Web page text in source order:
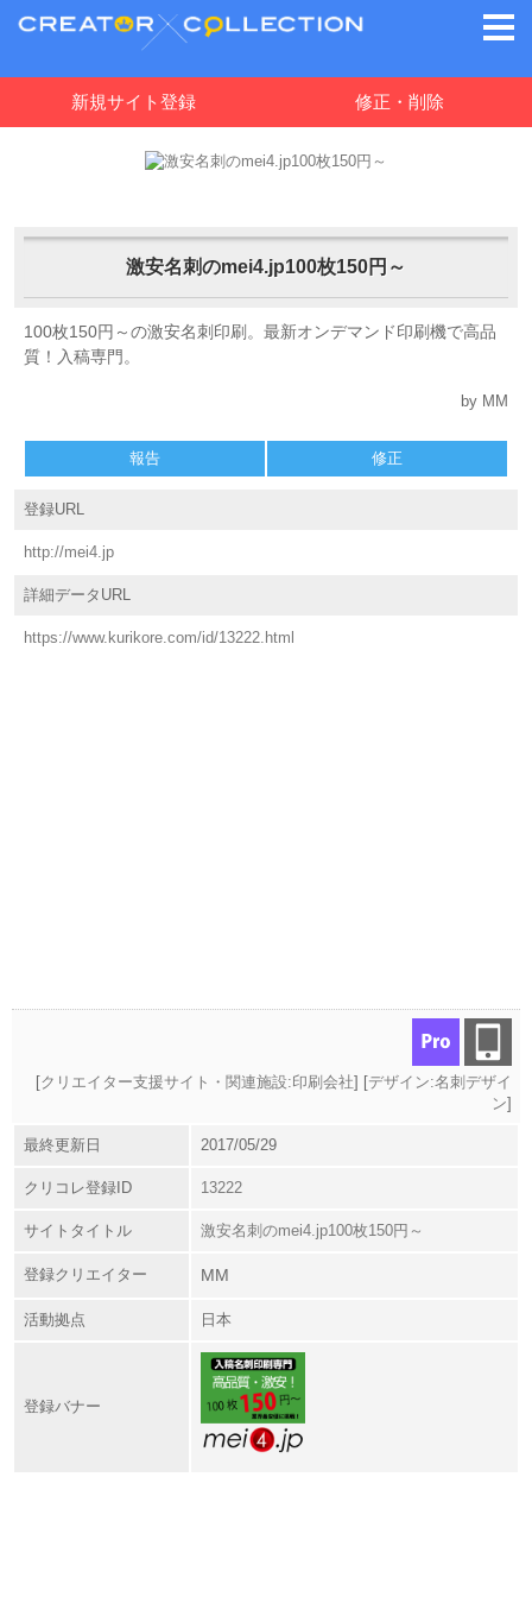
新規サイト登録 修正・削除
激安名刺のmei4.jp100枚150円～
100枚150円～の激安名刺印刷。最新オンデマンド印刷機で高品
質！入稿専門。
by MM
報告 修正
登録URL
http://mei4.jp
詳細データURL
https://www.kurikore.com/id/13222.html
[クリエイター支援サイト・関連施設:印刷会社] [デザイン:名刺デザイ
ン]
最終更新日 2017/05/29
クリコレ登録ID 13222
サイトタイトル 激安名刺のmei4.jp100枚150円～
登録クリエイター MM
活動拠点 日本
登録バナー